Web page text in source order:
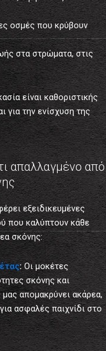
οσμές που κρύβουν
στα στρώματα, στις
είναι καθοριστικής
για την ενίσχυση της
απαλλαγμένο από
εξειδικευμένες
που καλύπτουν κάθε
σκόνης:
:Οι μοκέτες
σκόνης και
απομακρύνει ακάρεα,
ασφαλές παιχνίδι στο